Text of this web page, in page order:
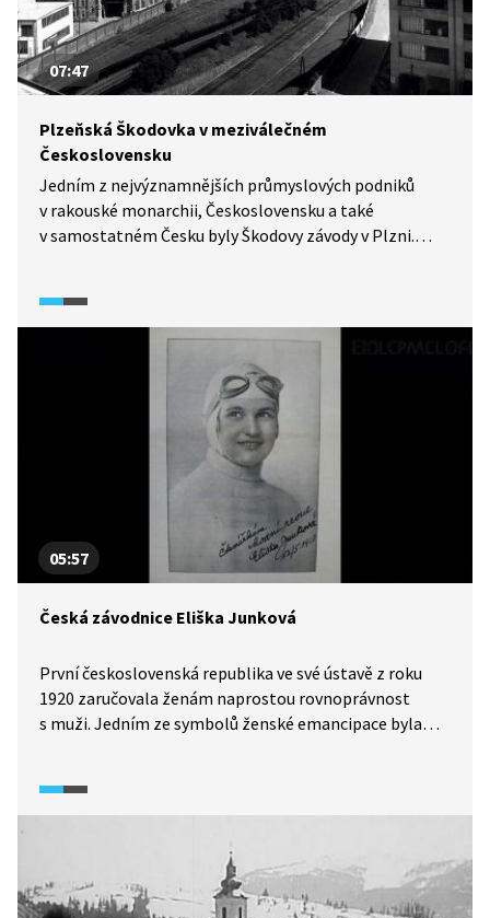
07:47
Plzeňská Škodovka v meziválečném
Československu
Jedním z nejvýznamnějších průmyslových podniků
v rakouské monarchii, Československu a také
v samostatném Česku byly Škodovy závody v Plzni.
05:57
Česká závodnice Eliška Junková
První československá republika ve své ústavě z roku
1920 zaručovala ženám naprostou rovnoprávnost
s muži. Jedním ze symbolů ženské emancipace byla